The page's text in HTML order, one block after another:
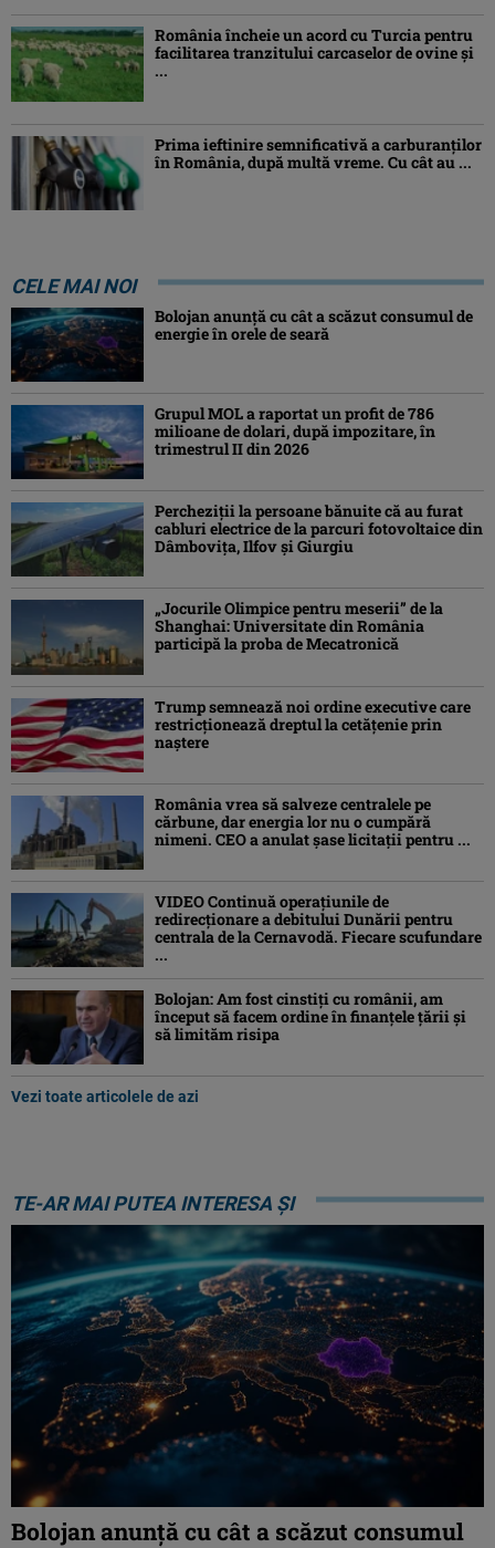
România încheie un acord cu Turcia pentru
facilitarea tranzitului carcaselor de ovine şi
...
Prima ieftinire semnificativă a carburanților
în România, după multă vreme. Cu cât au ...
CELE MAI NOI
Bolojan anunță cu cât a scăzut consumul de
energie în orele de seară
Grupul MOL a raportat un profit de 786
milioane de dolari, după impozitare, în
trimestrul II din 2026
Percheziţii la persoane bănuite că au furat
cabluri electrice de la parcuri fotovoltaice din
Dâmboviţa, Ilfov şi Giurgiu
„Jocurile Olimpice pentru meserii” de la
Shanghai: Universitate din România
participă la proba de Mecatronică
Trump semnează noi ordine executive care
restricţionează dreptul la cetăţenie prin
naştere
România vrea să salveze centralele pe
cărbune, dar energia lor nu o cumpără
nimeni. CEO a anulat șase licitații pentru ...
VIDEO Continuă operațiunile de
redirecționare a debitului Dunării pentru
centrala de la Cernavodă. Fiecare scufundare
...
Bolojan: Am fost cinstiţi cu românii, am
început să facem ordine în finanţele ţării şi
să limităm risipa
Vezi toate articolele de azi
TE-AR MAI PUTEA INTERESA ȘI
Bolojan anunță cu cât a scăzut consumul